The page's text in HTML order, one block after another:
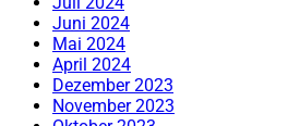
Juni 2024
Mai 2024
April 2024
Dezember 2023
November 2023